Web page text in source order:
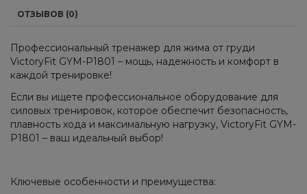
ОТЗЫВОВ (0)
Профессиональный тренажер для жима от груди
VictoryFit GYM-P1801 – мощь, надежность и комфорт в
каждой тренировке!
Если вы ищете профессиональное оборудование для
силовых тренировок, которое обеспечит безопасность,
плавность хода и максимальную нагрузку, VictoryFit GYM-
P1801 – ваш идеальный выбор!
Ключевые особенности и преимущества: